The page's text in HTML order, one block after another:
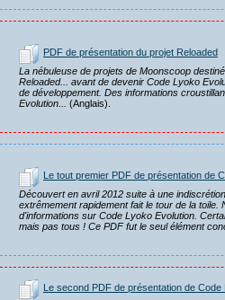
PDF de présentation du projet Reloaded
La nébuleuse de projets de Moonscoop
Reloaded... avant de devenir Code Lyoko
de développement. Des informations
Evolution... (Anglais).
Le tout premier PDF de présentation de
Découvert en avril 2012 suite à une
extrêmement rapidement fait le tour de la
d'informations sur Code Lyoko Evolution.
mais pas tous ! Ce PDF fut le seul élément
Le second PDF de présentation de Code